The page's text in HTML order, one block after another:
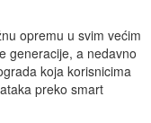
opremu u svim većim
generacije, a nedavno
koja korisnicima
preko smart